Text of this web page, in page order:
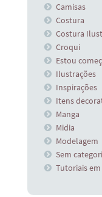
Camisas
Costura
Costura
Croqui
Estou
Ilustrações
Inspirações
Itens
Manga
Midia
Modelagem
Sem
Tutoriais